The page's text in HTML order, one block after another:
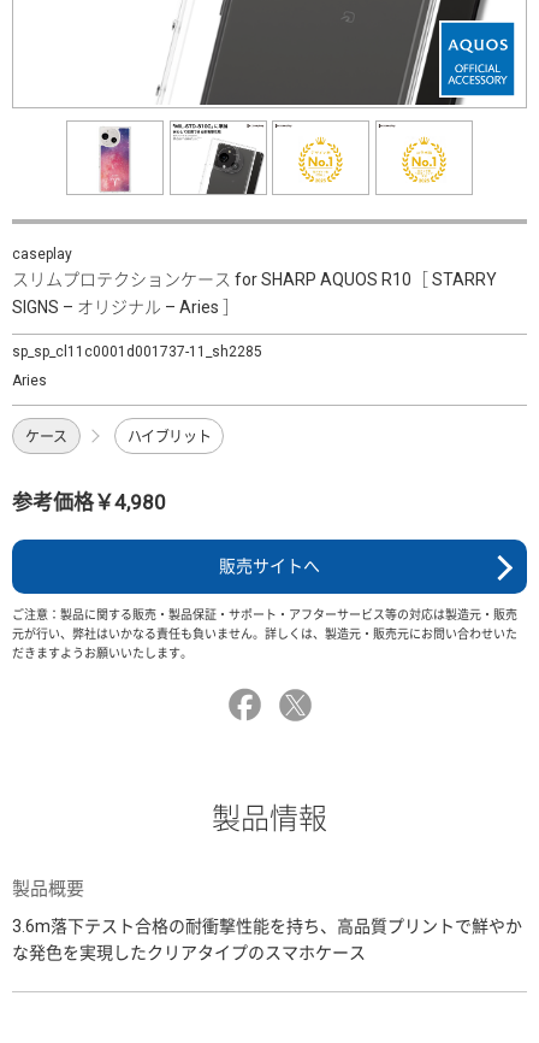
caseplay
スリムプロテクションケース for SHARP AQUOS R10［ STARRY
SIGNS – オリジナル – Aries ］
sp_sp_cl11c0001d001737-11_sh2285
Aries
ケース ハイブリット
参考価格￥4,980
販売サイトへ
ご注意：製品に関する販売・製品保証・サポート・アフターサービス等の対応は製造元・販売
元が行い、弊社はいかなる責任も負いません。詳しくは、製造元・販売元にお問い合わせいた
だきますようお願いいたします。
製品情報
製品概要
3.6m落下テスト合格の耐衝撃性能を持ち、高品質プリントで鮮やか
な発色を実現したクリアタイプのスマホケース